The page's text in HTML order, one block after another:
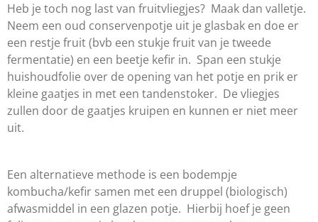
Heb je toch nog last van fruitvliegjes? Maak dan valletje.
Neem een oud conservenpotje uit je glasbak en doe er
een restje fruit (bvb een stukje fruit van je tweede
fermentatie) en een beetje kefir in. Span een stukje
huishoudfolie over de opening van het potje en prik er
kleine gaatjes in met een tandenstoker. De vliegjes
zullen door de gaatjes kruipen en kunnen er niet meer
uit.
Een alternatieve methode is een bodempje
kombucha/kefir samen met een druppel (biologisch)
afwasmiddel in een glazen potje. Hierbij hoef je geen